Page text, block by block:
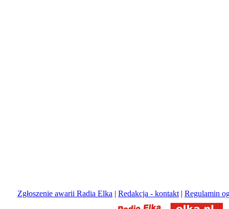
Zgłoszenie awarii Radia Elka | Redakcja - kontakt | Regulamin